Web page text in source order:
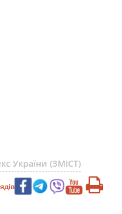
України (ЗМІСТ)